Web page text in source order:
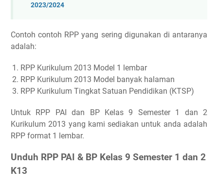
2023/2024
Contoh contoh RPP yang sering digunakan di antaranya
adalah:
RPP Kurikulum 2013 Model 1 lembar
RPP Kurikulum 2013 Model banyak halaman
RPP Kurikulum Tingkat Satuan Pendidikan (KTSP)
Untuk RPP PAI dan BP Kelas 9 Semester 1 dan 2
Kurikulum 2013 yang kami sediakan untuk anda adalah
RPP format 1 lembar.
Unduh RPP PAI & BP Kelas 9 Semester 1 dan 2
K13